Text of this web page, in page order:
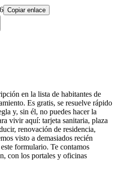
Copiar enlace
en la lista de habitantes de
Es gratis, se resuelve rápido
y, sin él, no puedes hacer la
vivir aquí: tarjeta sanitaria, plaza
renovación de residencia,
visto a demasiados recién
formulario. Te contamos
con los portales y oficinas